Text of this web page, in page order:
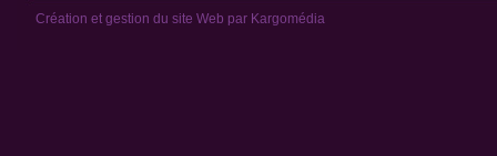
Création et gestion du site Web par Kargomédia